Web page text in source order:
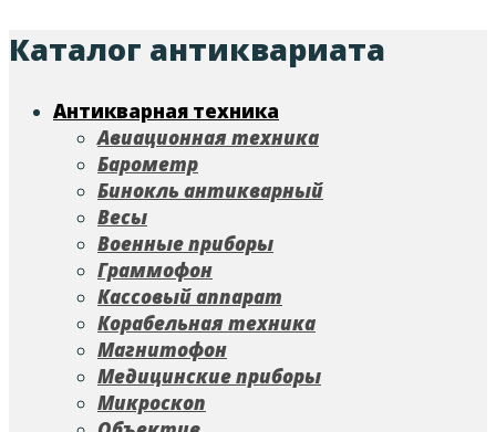
Каталог антиквариата
Антикварная техника
Авиационная техника
Барометр
Бинокль антикварный
Весы
Военные приборы
Граммофон
Кассовый аппарат
Корабельная техника
Магнитофон
Медицинские приборы
Микроскоп